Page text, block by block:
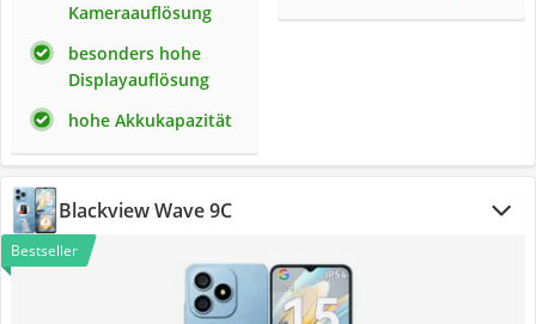
Kameraauflösung
besonders hohe
Displayauflösung
hohe Akkukapazität
Blackview Wave 9C
Bestseller